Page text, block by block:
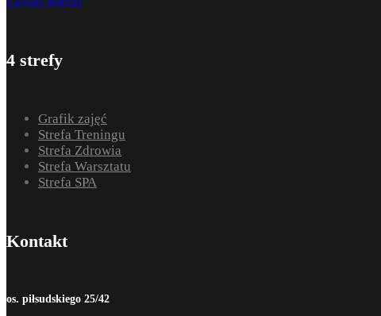
4 strefy
Grafik zajęć
Strefa Treningu
Strefa Zdrowia
Strefa Warsztatu
Strefa SPA
Kontakt
os. piłsudskiego 25/42